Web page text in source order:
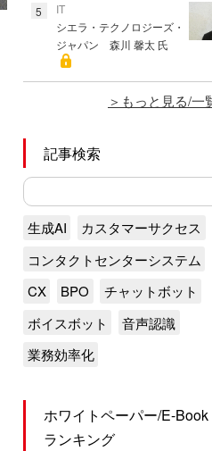
5
IT
シエラ・テクノロジーズ・
ジャパン 森川 馨太 氏
もっと見る/一
記事検索
生成AI
カスタマーサクセス
コンタクトセンターシステム
CX
BPO
チャットボット
ボイスボット
音声認識
業務効率化
ホワイトペーパー/E-Book
ランキング